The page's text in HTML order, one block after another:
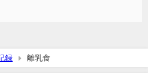
録 離乳食